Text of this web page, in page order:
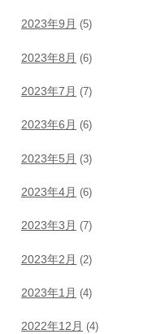
2023年9月 (5)
2023年8月 (6)
2023年7月 (7)
2023年6月 (6)
2023年5月 (3)
2023年4月 (6)
2023年3月 (7)
2023年2月 (2)
2023年1月 (4)
2022年12月 (4)